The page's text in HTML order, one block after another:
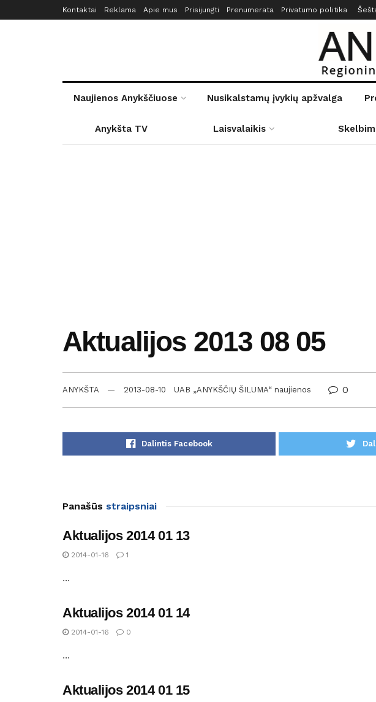
Kontaktai Reklama Apie mus Prisijungti Prenumerata Privatumo politika
Naujienos Anykščiuose Nusikalstamų įvykių apžvalga
Anykšta TV Laisvalaikis
Aktualijos 2013 08 05
ANYKŠTA 2013-08-10 UAB „ANYKŠČIŲ ŠILUMA“ naujienos 0
Dalintis Facebook
Panašūs straipsniai
Aktualijos 2014 01 13
2014-01-16 1
...
Aktualijos 2014 01 14
2014-01-16 0
...
Aktualijos 2014 01 15